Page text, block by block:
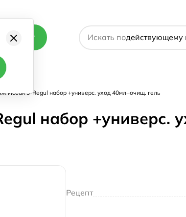
Каталог Искать по
производителю
Исеак 3-Regul набор +универс. уход 40мл+очищ. гель
набор +универс.
Рецепт